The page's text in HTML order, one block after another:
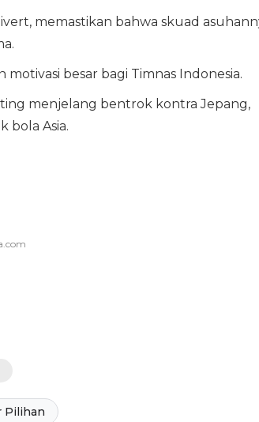
memastikan bahwa skuad
besar bagi Timnas Indonesia.
menjelang bentrok kontra Jepang,
bola Asia.
Pilihan